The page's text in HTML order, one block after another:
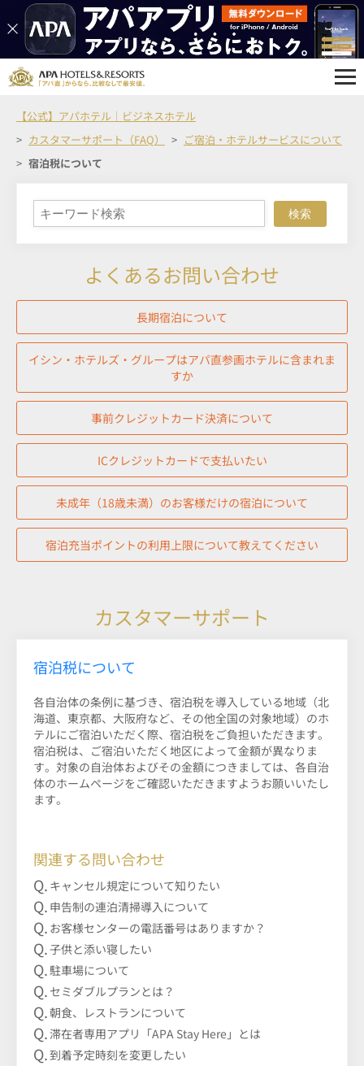
【公式】アパホテル｜ビジネスホテル
カスタマーサポート（FAQ）
ご宿泊・ホテルサービスについて
宿泊税について
検索
よくあるお問い合わせ
長期宿泊について
イシン・ホテルズ・グループはアパ直参画ホテルに含まれま
すか
事前クレジットカード決済について
ICクレジットカードで支払いたい
未成年（18歳未満）のお客様だけの宿泊について
宿泊充当ポイントの利用上限について教えてください
カスタマーサポート
宿泊税について
各自治体の条例に基づき、宿泊税を導入している地域（北
海道、東京都、大阪府など、その他全国の対象地域）のホ
テルにご宿泊いただく際、宿泊税をご負担いただきます。
宿泊税は、ご宿泊いただく地区によって金額が異なりま
す。対象の自治体およびその金額につきましては、各自治
体のホームページをご確認いただきますようお願いいたし
ます。
関連する問い合わせ
キャンセル規定について知りたい
申告制の連泊清掃導入について
お客様センターの電話番号はありますか？
子供と添い寝したい
駐車場について
セミダブルプランとは？
朝食、レストランについて
滞在者専用アプリ「APA Stay Here」とは
到着予定時刻を変更したい